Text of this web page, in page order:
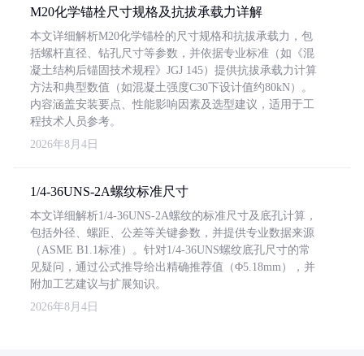
M20化学锚栓尺寸规格及抗拔承载力详解
本文详细解析M20化学锚栓的尺寸规格和抗拔承载力，包
括螺杆直径、钻孔尺寸等参数，并依据专业标准（如《混
凝土结构后锚固技术规程》JGJ 145）提供抗拔承载力计算
方法和典型数值（如混凝土强度C30下设计值约80kN）。
内容涵盖安装要点、性能影响因素及选型建议，适用于工
程技术人员参考。
2026年8月4日
1/4-36UNS-2A螺纹标准尺寸
本文详细解析1/4-36UNS-2A螺纹的标准尺寸及底孔计算，
包括外径、螺距、公差等关键参数，并提供专业数据来源
（ASME B1.1标准）。针对1/4-36UNS螺纹底孔尺寸的常
见疑问，通过公式推导给出精确推荐值（Φ5.18mm），并
附加工艺建议与扩展知识。
2026年8月4日